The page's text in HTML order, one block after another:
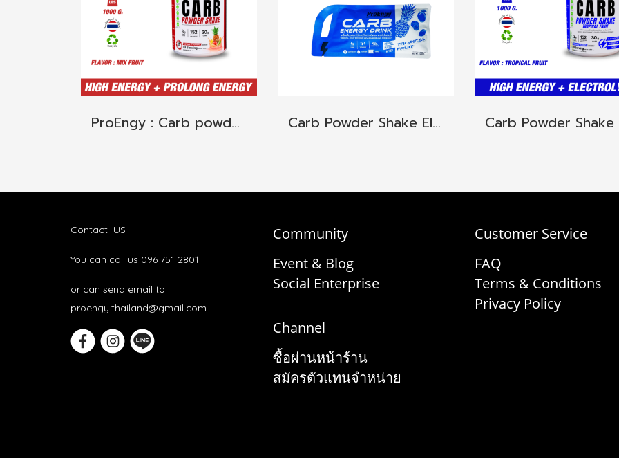
ProEngy : Carb powder 1 unit. (Mix fruit Flavor) Carb Powder Shake Electrolyte 1 กระปุก รสTropical Fruit ให้พลังงานสูง ลดโอกาสเกิดตะคริว
Contact US
You can call us 096 751 2801
or can send email to
proengy.thailand@gmail.com
Community
Event & Blog
Social Enterprise
Customer Service
FAQ
Terms & Conditions
Privacy Policy
Channel
ซื้อผ่านหน้าร้าน
สมัครตัวแทนจำหน่าย